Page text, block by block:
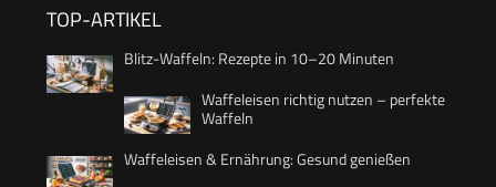
TOP-ARTIKEL
Blitz-Waffeln: Rezepte in 10–20 Minuten
Waffeleisen richtig nutzen – perfekte
Waffeln
Waffeleisen & Ernährung: Gesund genießen